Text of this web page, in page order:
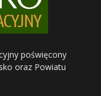
poświęcony
oraz Powiatu